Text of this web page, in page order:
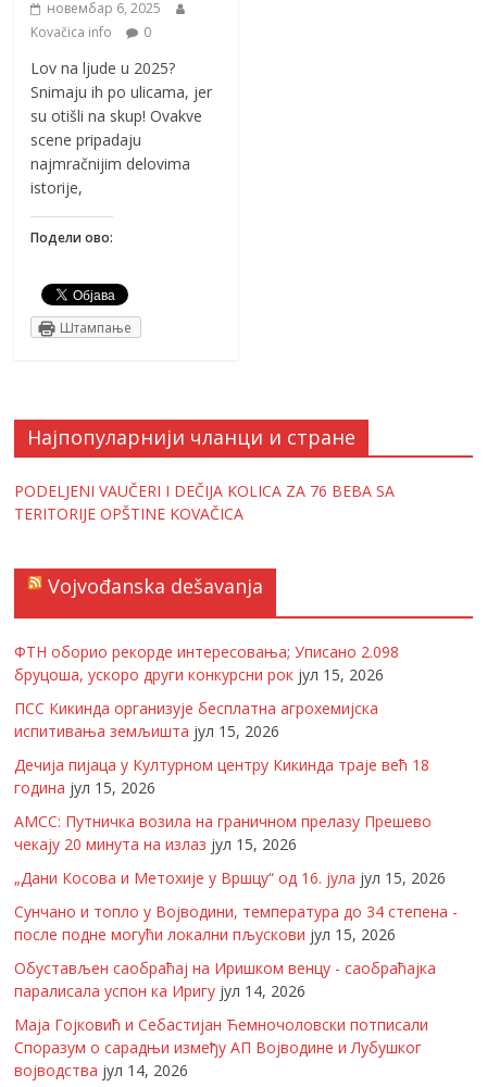
новембар 6, 2025
Kovačica info
0
Lov na ljude u 2025?
Snimaju ih po ulicama, jer
su otišli na skup! Ovakve
scene pripadaju
najmračnijim delovima
istorije,
Подели ово:
Штампање
Најпопуларнији чланци и стране
PODELJENI VAUČERI I DEČIJA KOLICA ZA 76 BEBA SA
TERITORIJE OPŠTINE KOVAČICA
Vojvođanska dešavanja
ФТН оборио рекорде интересовања; Уписано 2.098
бруцоша, ускоро други конкурсни рок јул 15, 2026
ПСС Кикинда организује бесплатна агрохемијска
испитивања земљишта јул 15, 2026
Дечија пијаца у Културном центру Кикинда траје већ 18
година јул 15, 2026
АМСС: Путничка возила на граничном прелазу Прешево
чекају 20 минута на излаз јул 15, 2026
„Дани Косова и Метохије у Вршцу“ од 16. јула јул 15, 2026
Сунчано и топло у Војводини, температура до 34 степена -
после подне могући локални пљускови јул 15, 2026
Обустављен саобраћај на Иришком венцу - саобраћајка
паралисала успон ка Иригу јул 14, 2026
Маја Гојковић и Себастијан Ћемночоловски потписали
Споразум о сарадњи између АП Војводине и Лубушког
војводства јул 14, 2026